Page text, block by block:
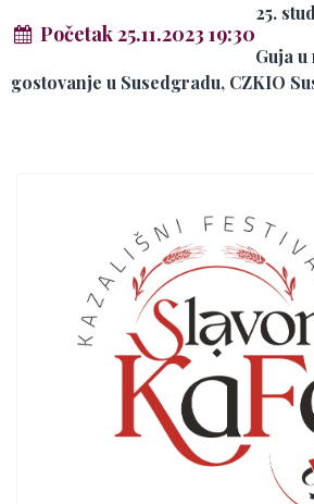
Početak 25.11.2023 19:30
25.
Guja
gostovanje u Susedgradu, CZKIO